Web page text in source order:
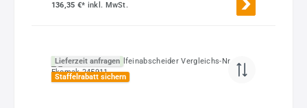
136,35 €* inkl. MwSt.
Lieferzeit anfragen
Staffelrabatt sichern